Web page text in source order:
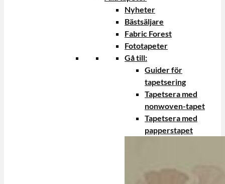
Nyheter
Bästsäljare
Fabric Forest
Fototapeter
Gå till:
Guider för
tapetsering
Tapetsera med
nonwoven-tapet
Tapetsera med
papperstapet